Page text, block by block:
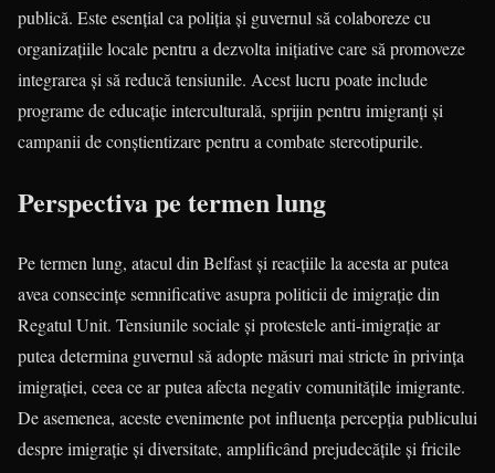
publică. Este esențial ca poliția și guvernul să colaboreze cu
organizațiile locale pentru a dezvolta inițiative care să promoveze
integrarea și să reducă tensiunile. Acest lucru poate include
programe de educație interculturală, sprijin pentru imigranți și
campanii de conștientizare pentru a combate stereotipurile.
Perspectiva pe termen lung
Pe termen lung, atacul din Belfast și reacțiile la acesta ar putea
avea consecințe semnificative asupra politicii de imigrație din
Regatul Unit. Tensiunile sociale și protestele anti-imigrație ar
putea determina guvernul să adopte măsuri mai stricte în privința
imigrației, ceea ce ar putea afecta negativ comunitățile imigrante.
De asemenea, aceste evenimente pot influența percepția publicului
despre imigrație și diversitate, amplificând prejudecățile și fricile